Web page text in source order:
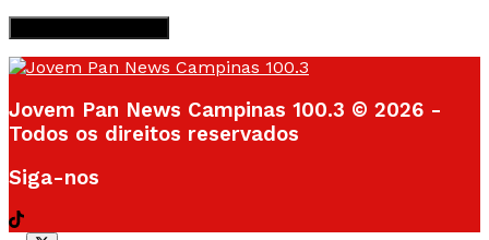
Jovem Pan News Campinas 100.3 © 2026 -
Todos os direitos reservados
Siga-nos